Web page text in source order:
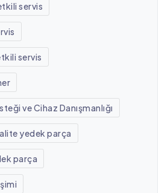
servis
servis
ve Cihaz Danışmanlığı
yedek parça
parça